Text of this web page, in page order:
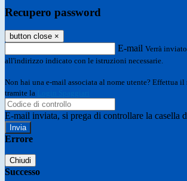
Recupero password
button close ×
E-mail Verrà
all'indirizzo indicato con le istruzioni necessarie.
Non hai una e-mail associata al nome utente? Effettua il
tramite la
E-mail inviata, si prega di controllare la casella
Errore
Chiudi
Successo